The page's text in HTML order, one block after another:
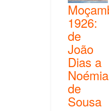
1926:
de
João
Dias a
Noémia
de
Sousa